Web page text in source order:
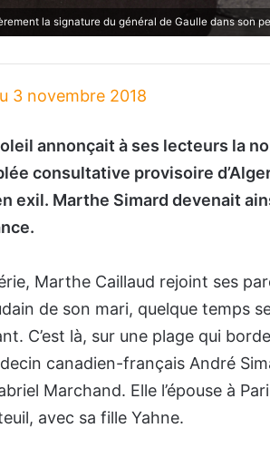
la signature du général de Gaulle dans son
3 novembre 2018
annonçait à ses lecteurs la
consultative provisoire
exil. Marthe Simard devenait
Marthe Caillaud rejoint ses
de son mari, quelque temps
C’est là, sur une plage qui
canadien-français André
Marchand. Elle l’épouse à
avec sa fille Yahne.